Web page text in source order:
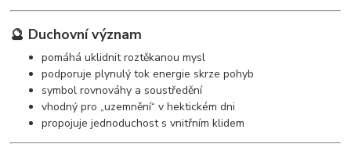
🔮 Duchovní význam
pomáhá uklidnit roztěkanou mysl
podporuje plynulý tok energie skrze pohyb
symbol rovnováhy a soustředění
vhodný pro „uzemnění“ v hektickém dni
propojuje jednoduchost s vnitřním klidem